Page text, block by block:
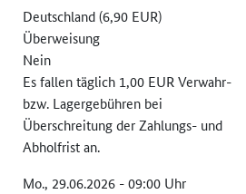
Deutschland (6,90 EUR)
Überweisung
Nein
Es fallen täglich 1,00 EUR Verwahr-
bzw. Lagergebühren bei
Überschreitung der Zahlungs- und
Abholfrist an.
Mo., 29.06.2026 - 09:00 Uhr